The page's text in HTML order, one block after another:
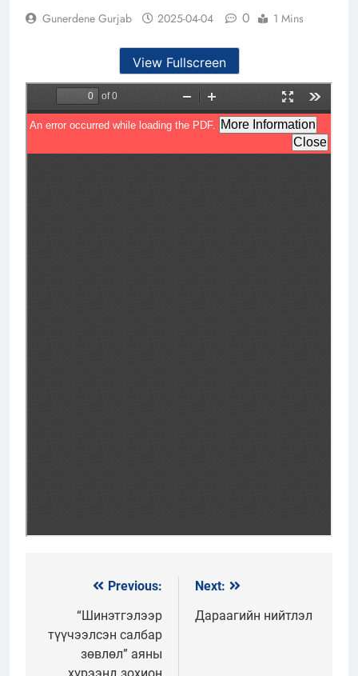
Gunerdene Gurjab 2025-04-04 0 1 Mins
View Fullscreen
МэдээнийPrevious:
“Шинэтгэлээр
түүчээлсэн салбар
зөвлөл” аяны
Next:
Дараагийн нийтлэл